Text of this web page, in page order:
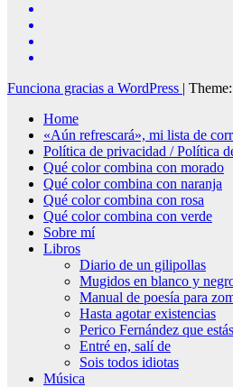
Funciona gracias a WordPress |
Home
«Aún refrescará», mi lista de
Política de privacidad / Política
Qué color combina con morado
Qué color combina con naranja
Qué color combina con rosa
Qué color combina con verde
Sobre mí
Libros
Diario de un gilipollas
Mugidos en blanco y
Manual de poesía para
Hasta agotar existencias
Perico Fernández que
Entré en, salí de
Sois todos idiotas
Música